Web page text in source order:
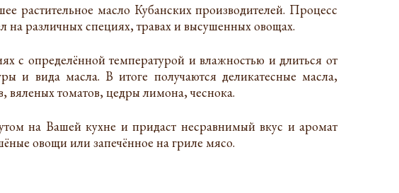
растительное масло Кубанских производителей. Процесс
на различных специях, травах и высушенных овощах.
с определённой температурой и влажностью и длиться от
и вида масла. В итоге получаются деликатесные масла,
вяленых томатов, цедры лимона, чеснока.
на Вашей кухне и придаст несравнимый вкус и аромат
овощи или запечённое на гриле мясо.